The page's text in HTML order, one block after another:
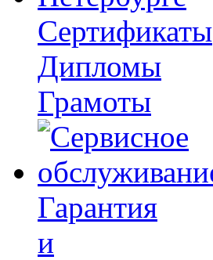
Сертификаты
Дипломы
Грамоты
Гарантия
и